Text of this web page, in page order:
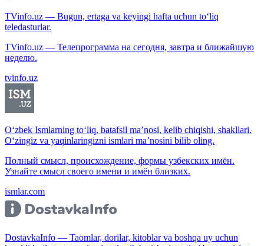
TVinfo.uz — Bugun, ertaga va keyingi hafta uchun to‘liq
teledasturlar.
TVinfo.uz — Телепрограмма на сегодня, завтра и ближайшую
неделю.
tvinfo.uz
O‘zbek Ismlarning to‘liq, batafsil ma’nosi, kelib chiqishi, shakllari.
O‘zingiz va yaqinlaringizni ismlari ma’nosini bilib oling.
Полный смысл, происхождение, формы узбекских имён.
Узнайте смысл своего имени и имён близких.
ismlar.com
DostavkaInfo — Taomlar, dorilar, kitoblar va boshqa uy uchun